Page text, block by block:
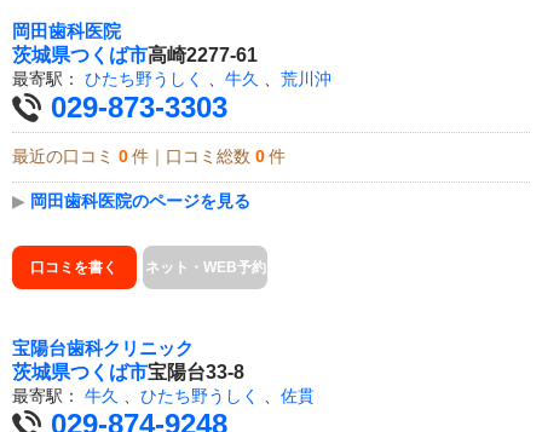
岡田歯科医院
茨城県つくば市高崎2277-61
最寄駅： ひたち野うしく 牛久 荒川沖
029-873-3303
最近の口コミ 0 件｜口コミ総数 0 件
▶ 岡田歯科医院のページを見る
口コミを書く ネット・WEB予約
宝陽台歯科クリニック
茨城県つくば市宝陽台33-8
最寄駅： 牛久 ひたち野うしく 佐貫
029-874-9248